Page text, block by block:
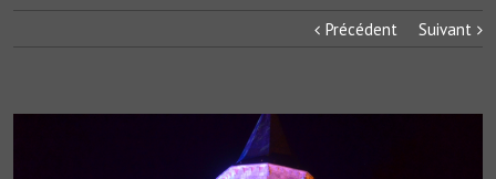
Précédent Suivant